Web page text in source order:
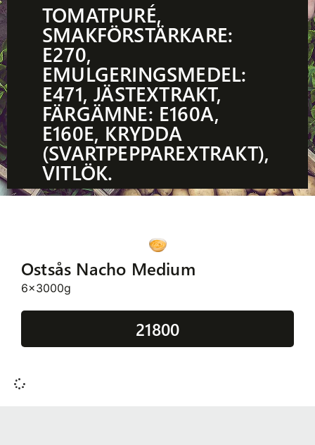
TOMATPURÉ,
SMAKFÖRSTÄRKARE:
E270,
EMULGERINGSMEDEL:
E471, JÄSTEXTRAKT,
FÄRGÄMNE: E160A,
E160E, KRYDDA
(SVARTPEPPAREXTRAKT),
VITLÖK.
Ostsås Nacho Medium
6x3000g
21800